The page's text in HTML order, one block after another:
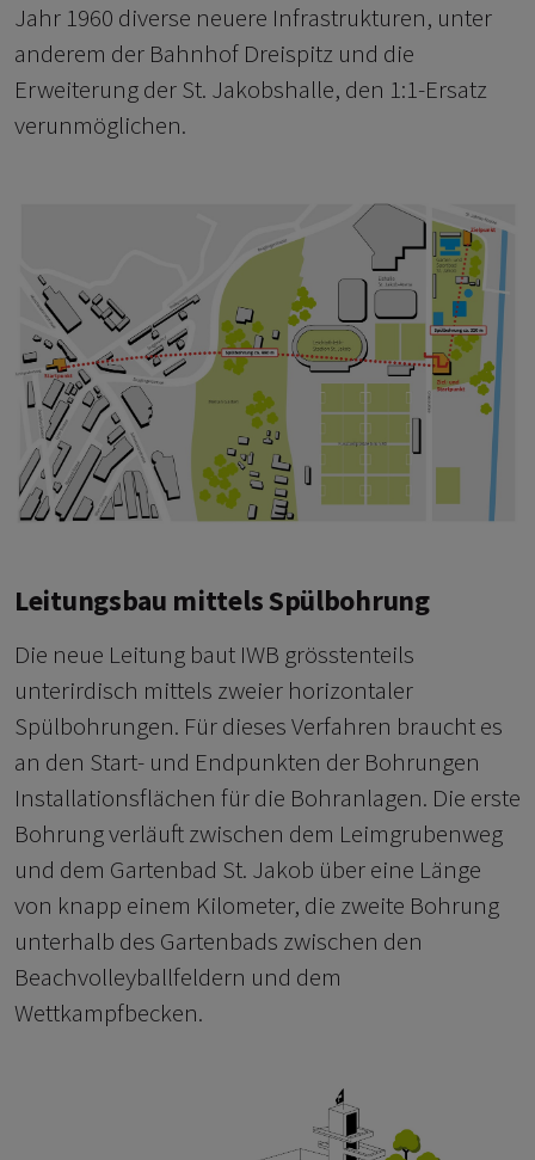
Jahr 1960 diverse neuere Infrastrukturen, unter
anderem der Bahnhof Dreispitz und die
Erweiterung der St. Jakobshalle, den 1:1-Ersatz
verunmöglichen.
Leitungsbau mittels Spülbohrung
Die neue Leitung baut IWB grösstenteils
unterirdisch mittels zweier horizontaler
Spülbohrungen. Für dieses Verfahren braucht es
an den Start- und Endpunkten der Bohrungen
Installationsflächen für die Bohranlagen. Die erste
Bohrung verläuft zwischen dem Leimgrubenweg
und dem Gartenbad St. Jakob über eine Länge
von knapp einem Kilometer, die zweite Bohrung
unterhalb des Gartenbads zwischen den
Beachvolleyballfeldern und dem
Wettkampfbecken.